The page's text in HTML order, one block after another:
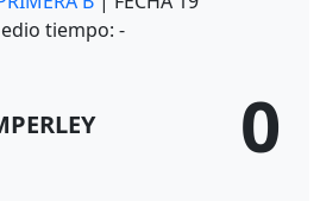
tiempo: -
0